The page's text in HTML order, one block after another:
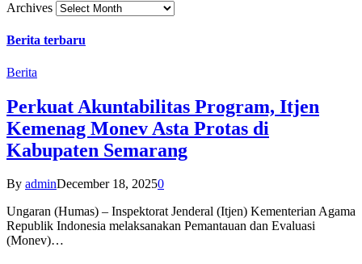
Archives
Berita terbaru
Berita
Perkuat Akuntabilitas Program, Itjen
Kemenag Monev Asta Protas di
Kabupaten Semarang
By adminDecember 18, 20250
Ungaran (Humas) – Inspektorat Jenderal (Itjen) Kementerian Agama
Republik Indonesia melaksanakan Pemantauan dan Evaluasi
(Monev)…